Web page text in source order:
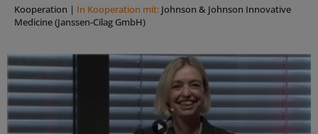
Kooperation | In Kooperation mit: Johnson & Johnson Innovative
Medicine (Janssen-Cilag GmbH)